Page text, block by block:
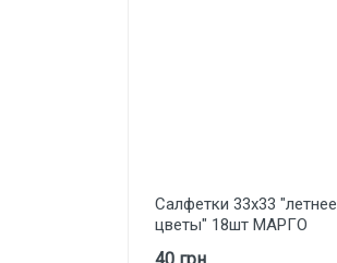
Салфетки 33х33 "летнее
цветы" 18шт МАРГО